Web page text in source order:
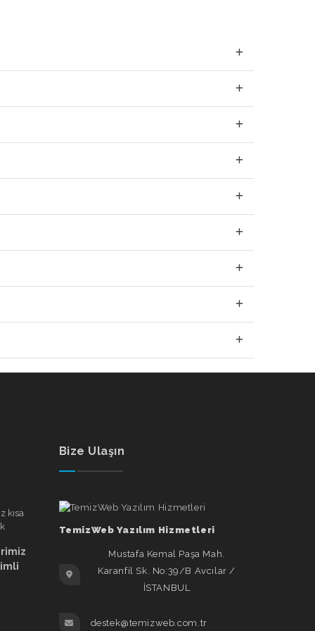
Bize Ulaşın
TemizWeb Yazılım Hizmetleri
Mustafa Kemal Paşa Mah.
Karanfil Sk. No:39/B Avcılar /
İSTANBUL
destek@temizweb.com.tr